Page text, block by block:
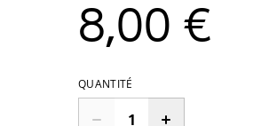
8,00 €
QUANTITÉ